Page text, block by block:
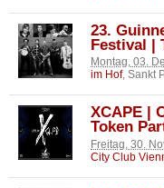
23.
Festival |
Montag, 03.
im Hof, Sankt
XCAPE |
Token
Freitag, 30.
City Club